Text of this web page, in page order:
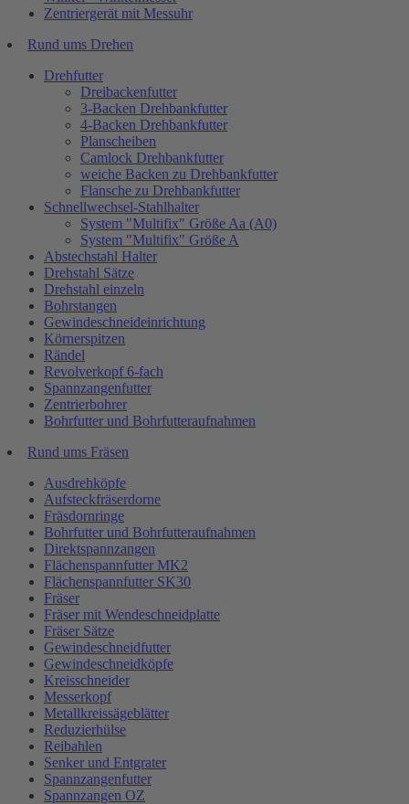
Zentriergerät mit Messuhr
Rund ums Drehen
Drehfutter
Dreibackenfutter
3-Backen Drehbankfutter
4-Backen Drehbankfutter
Planscheiben
Camlock Drehbankfutter
weiche Backen zu Drehbankfutter
Flansche zu Drehbankfutter
Schnellwechsel-Stahlhalter
System "Multifix" Größe Aa (A0)
System "Multifix" Größe A
Abstechstahl Halter
Drehstahl Sätze
Drehstahl einzeln
Bohrstangen
Gewindeschneideinrichtung
Körnerspitzen
Rändel
Revolverkopf 6-fach
Spannzangenfutter
Zentrierbohrer
Bohrfutter und Bohrfutteraufnahmen
Rund ums Fräsen
Ausdrehköpfe
Aufsteckfräserdorne
Fräsdornringe
Bohrfutter und Bohrfutteraufnahmen
Direktspannzangen
Flächenspannfutter MK2
Flächenspannfutter SK30
Fräser
Fräser mit Wendeschneidplatte
Fräser Sätze
Gewindeschneidfutter
Gewindeschneidköpfe
Kreisschneider
Messerkopf
Metallkreissägeblätter
Reduzierhülse
Reibahlen
Senker und Entgrater
Spannzangenfutter
Spannzangen OZ